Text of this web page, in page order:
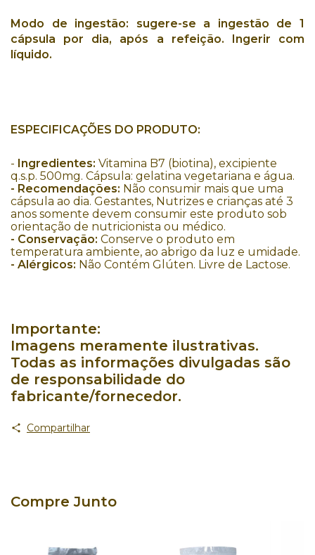
Modo de ingestão: sugere-se a ingestão de 1
cápsula por dia, após a refeição. Ingerir com
líquido.
ESPECIFICAÇÕES DO PRODUTO:
- Ingredientes: Vitamina B7 (biotina), excipiente
q.s.p. 500mg. Cápsula: gelatina vegetariana e água.
- Recomendações: Não consumir mais que uma
cápsula ao dia. Gestantes, Nutrizes e crianças até 3
anos somente devem consumir este produto sob
orientação de nutricionista ou médico.
- Conservação: Conserve o produto em
temperatura ambiente, ao abrigo da luz e umidade.
- Alérgicos: Não Contém Glúten. Livre de Lactose.
Importante:
Imagens meramente ilustrativas.
Todas as informações divulgadas são
de responsabilidade do
fabricante/fornecedor.
Compartilhar
Compre Junto